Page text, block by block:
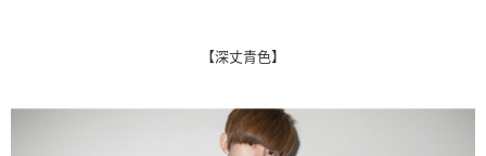
【深丈青色】